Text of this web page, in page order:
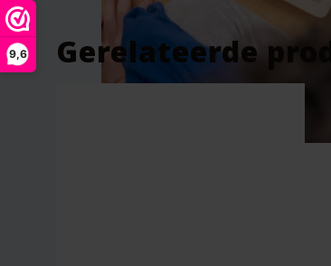
9,6 Gerelateerde